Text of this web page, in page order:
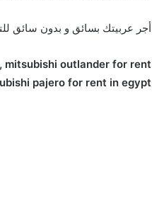
أجر عربيتك بسائق و بدون سائق
outlander for rent .
pajero for rent in egypt .